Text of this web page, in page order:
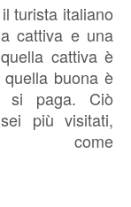
turista italiano
cattiva e una
cattiva è
buona è
si paga. Ciò
più visitati,